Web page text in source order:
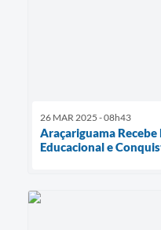
26 MAR 2025 - 08h43
Araçariguama
Educacional e